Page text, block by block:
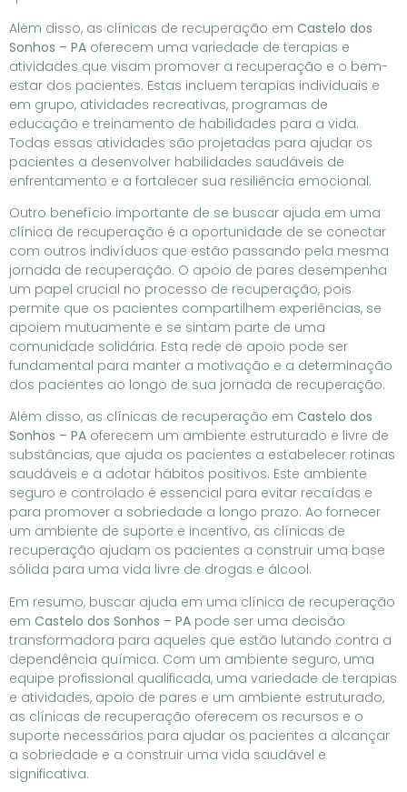
Além disso, as clínicas de recuperação em Castelo dos
Sonhos – PA oferecem uma variedade de terapias e
atividades que visam promover a recuperação e o bem-
estar dos pacientes. Estas incluem terapias individuais e
em grupo, atividades recreativas, programas de
educação e treinamento de habilidades para a vida.
Todas essas atividades são projetadas para ajudar os
pacientes a desenvolver habilidades saudáveis de
enfrentamento e a fortalecer sua resiliência emocional.
Outro benefício importante de se buscar ajuda em uma
clínica de recuperação é a oportunidade de se conectar
com outros indivíduos que estão passando pela mesma
jornada de recuperação. O apoio de pares desempenha
um papel crucial no processo de recuperação, pois
permite que os pacientes compartilhem experiências, se
apoiem mutuamente e se sintam parte de uma
comunidade solidária. Esta rede de apoio pode ser
fundamental para manter a motivação e a determinação
dos pacientes ao longo de sua jornada de recuperação.
Além disso, as clínicas de recuperação em Castelo dos
Sonhos – PA oferecem um ambiente estruturado e livre de
substâncias, que ajuda os pacientes a estabelecer rotinas
saudáveis e a adotar hábitos positivos. Este ambiente
seguro e controlado é essencial para evitar recaídas e
para promover a sobriedade a longo prazo. Ao fornecer
um ambiente de suporte e incentivo, as clínicas de
recuperação ajudam os pacientes a construir uma base
sólida para uma vida livre de drogas e álcool.
Em resumo, buscar ajuda em uma clínica de recuperação
em Castelo dos Sonhos – PA pode ser uma decisão
transformadora para aqueles que estão lutando contra a
dependência química. Com um ambiente seguro, uma
equipe profissional qualificada, uma variedade de terapias
e atividades, apoio de pares e um ambiente estruturado,
as clínicas de recuperação oferecem os recursos e o
suporte necessários para ajudar os pacientes a alcançar
a sobriedade e a construir uma vida saudável e
significativa.